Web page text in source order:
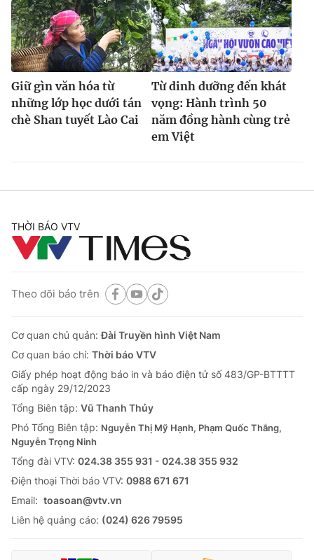
Giữ gìn văn hóa từ
những lớp học dưới tán
chè Shan tuyết Lào Cai
Từ dinh dưỡng đến khát
vọng: Hành trình 50
năm đồng hành cùng trẻ
em Việt
THỜI BÁO VTV
Theo dõi báo trên
Cơ quan chủ quản:Đài Truyền hình Việt Nam
Cơ quan báo chí: Thời báo VTV
Giấy phép hoạt động báo in và báo điện tử số 483/GP-BTTTT
cấp ngày 29/12/2023
Tổng Biên tập: Vũ Thanh Thủy
Phó Tổng Biên tập: Nguyễn Thị Mỹ Hạnh, Phạm Quốc Thắng,
Nguyễn Trọng Ninh
Tổng đài VTV: 024.38 355 931 - 024.38 355 932
Ðiện thoại Thời báo VTV: 0988 671 671
Email: toasoan@vtv.vn
Liên hệ quảng cáo: (024) 626 79595